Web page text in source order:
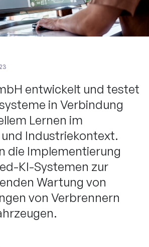
entwickelt und testet
in Verbindung
Lernen im
Industriekontext.
die Implementierung
KI-Systemen zur
Wartung von
von Verbrennern